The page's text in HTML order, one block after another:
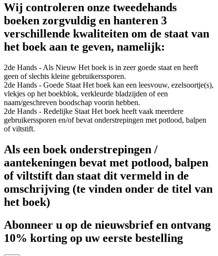
Wij controleren onze tweedehands
boeken zorgvuldig en hanteren 3
verschillende kwaliteiten om de staat van
het boek aan te geven, namelijk:
2de Hands - Als Nieuw Het boek is in zeer goede staat en heeft
geen of slechts kleine gebruikerssporen.
2de Hands - Goede Staat Het boek kan een leesvouw, ezelsoortje(s),
vlekjes op het boekblok, verkleurde bladzijden of een
naam/geschreven boodschap voorin hebben.
2de Hands - Redelijke Staat Het boek heeft vaak meerdere
gebruikerssporen en/of bevat onderstrepingen met potlood, balpen
of viltstift.
Als een boek onderstrepingen /
aantekeningen bevat met potlood, balpen
of viltstift dan staat dit vermeld in de
omschrijving (te vinden onder de titel van
het boek)
Abonneer u op de nieuwsbrief en ontvang
10% korting op uw eerste bestelling